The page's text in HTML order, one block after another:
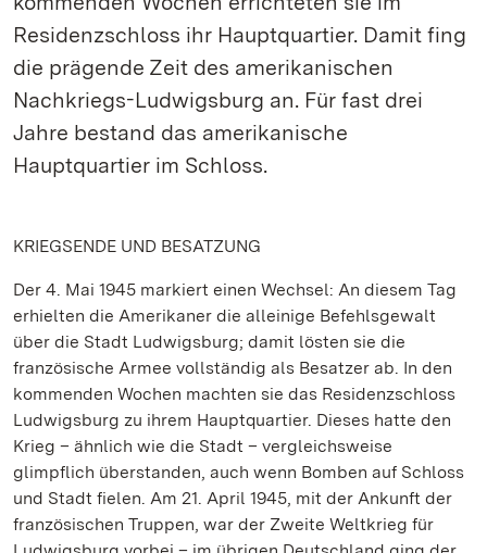
Residenzschloss ihr Hauptquartier. Damit fing
die prägende Zeit des amerikanischen
Nachkriegs-Ludwigsburg an. Für fast drei
Jahre bestand das amerikanische
Hauptquartier im Schloss.
KRIEGSENDE UND BESATZUNG
Der 4. Mai 1945 markiert einen Wechsel: An diesem Tag
erhielten die Amerikaner die alleinige Befehlsgewalt
über die Stadt Ludwigsburg; damit lösten sie die
französische Armee vollständig als Besatzer ab. In den
kommenden Wochen machten sie das Residenzschloss
Ludwigsburg zu ihrem Hauptquartier. Dieses hatte den
Krieg – ähnlich wie die Stadt – vergleichsweise
glimpflich überstanden, auch wenn Bomben auf Schloss
und Stadt fielen. Am 21. April 1945, mit der Ankunft der
französischen Truppen, war der Zweite Weltkrieg für